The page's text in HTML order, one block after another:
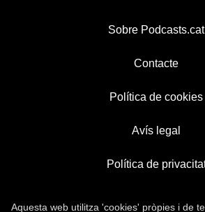
Sobre Podcasts.cat
Contacte
Política de cookies
Avís legal
Política de
Aquesta web utilitza 'cookies' pròpies i de